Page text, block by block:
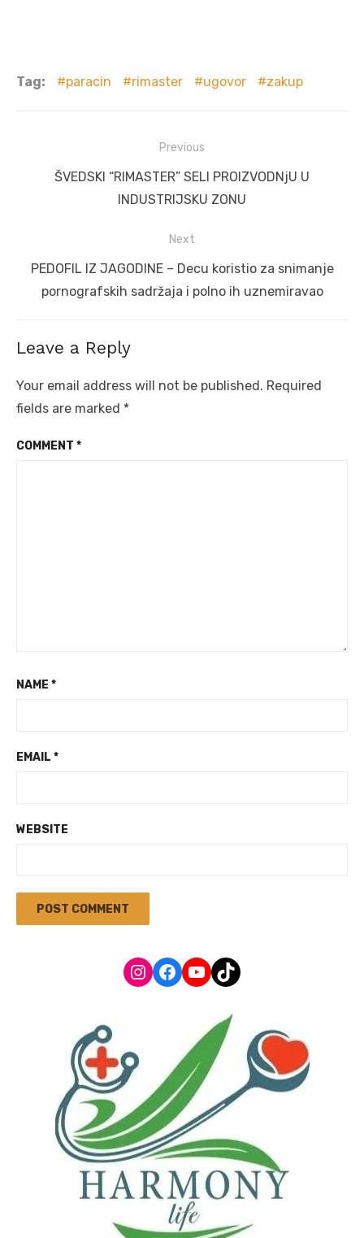
Tag: paracin rimaster ugovor zakup
navigation
Previous
PreviousŠVEDSKI “RIMASTER” SELI PROIZVODNjU U
INDUSTRIJSKU ZONU
Next
Next
post:
PEDOFIL IZ JAGODINE – Decu koristio za snimanje
pornografskih sadržaja i polno ih uznemiravao
Leave a Reply
Your email address will not be published. Required
fields are marked *
COMMENT *
NAME *
EMAIL *
WEBSITE
Instagram
Facebook
YouTube
TikTok